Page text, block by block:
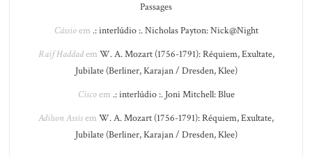
Passages
Cássioem .: interlúdio :. Nicholas Payton: Nick@Night
Raif Haddadem W. A. Mozart (1756-1791): Réquiem, Exultate,
Jubilate (Berliner, Karajan / Dresden, Klee)
Ciscoem .: interlúdio :. Joni Mitchell: Blue
Adilson Assisem W. A. Mozart (1756-1791): Réquiem, Exultate,
Jubilate (Berliner, Karajan / Dresden, Klee)